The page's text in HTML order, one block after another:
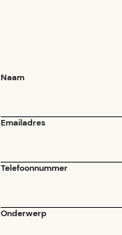
Naam
Emailadres
Telefoonnummer
Onderwerp